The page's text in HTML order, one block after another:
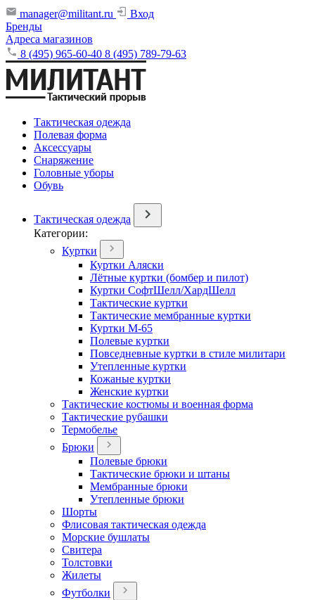
manager@militant.ru
Вход
Бренды
Адреса магазинов
8 (495) 965-60-40 8 (495) 789-79-63
Тактическая одежда
Полевая форма
Аксессуары
Снаряжение
Головные уборы
Обувь
Тактическая одежда
Категории:
Куртки
Куртки Аляски
Лётные куртки (бомбер и пилот)
Куртки СофтШелл/ХардШелл
Тактические куртки
Тактические мембранные куртки
Куртки М-65
Полевые куртки
Повседневные куртки в стиле милитари
Утепленные куртки
Кожаные куртки
Женские куртки
Тактические костюмы и военная форма
Тактические рубашки
Термобелье
Брюки
Полевые брюки
Тактические брюки и штаны
Мембранные брюки
Утепленные брюки
Шорты
Флисовая тактическая одежда
Морские бушлаты
Свитера
Толстовки
Жилеты
Футболки